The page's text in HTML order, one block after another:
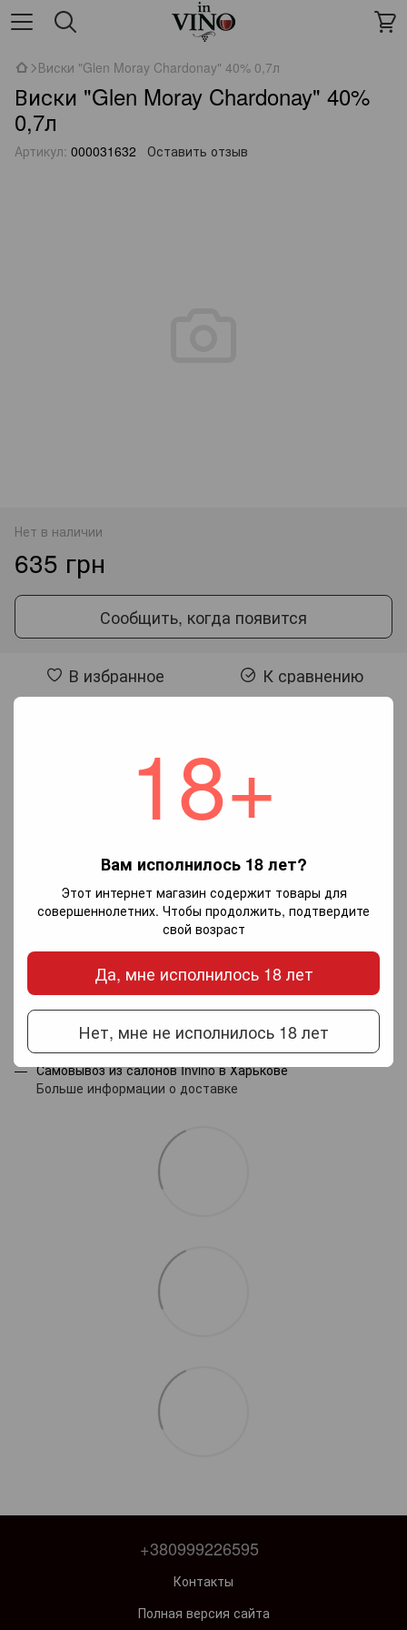
18+
Вам исполнилось 18 лет?
Этот интернет магазин содержит товары для
совершеннолетних. Чтобы продолжить, подтвердите
свой возраст
Да, мне исполнилось 18 лет
Нет, мне не исполнилось 18 лет
Виски "Glen Moray Chardonay" 40% 0,7л
Виски "Glen Moray Chardonay" 40%
0,7л
Артикул: 000031632 Оставить отзыв
Нет в наличии
635 грн
Сообщить, когда появится
В избранное К сравнению
Добавьте первый отзыв
Написать отзыв
Доставка Оплата Гарантия
Новой почтой по Украине — по тарифам перевозчика.
Самовывоз из салонов Invino в Харькове
Больше информации о доставке
+380999226595
Контакты
Полная версия сайта